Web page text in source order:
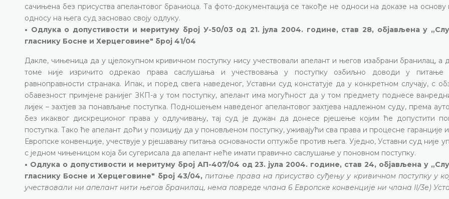
сачињена без присуства апелантовог браниоца. Та фото-документација се такође не односи на доказе на основу
односу на њега суд засновао своју одлуку.
• Одлука о допустивости и меритуму број У-50/03 од 21. јула 2004. године, став 28, објављена у
гласнику Босне и Херцеговине" број 41/04
Дакле, чињеница да у цјелокупном кривичном поступку нису учествовали апелант и његов изабрани бранилац, а
томе није изричито одрекао права саслушања и учествовања у поступку озбиљно доводи у питање
равноправности странака. Ипак, и поред свега наведеног, Уставни суд констатује да у конкретном случају, с
обавезност примјене ранијег ЗКП-а у том поступку, апелант има могућност да у том предмету поднесе
лијек – захтјев за понављање поступка. Подношењем наведеног апелантовог захтјева надлежном суду, према
без икаквог дискреционог права у одлучивању, тај суд је дужан да донесе рјешење којим ће допустити
поступка. Тако ће апелант доћи у позицију да у поновљеном поступку, уживајући сва права и процесне гаранције
Европске конвенције, учествује у рјешавању питања основаности оптужбе против њега. Уједно, Уставни суд није
с једном чињеницом која би сугерисала да апелант неће имати правично саслушање у поновном поступку.
• Одлука о допустивости и меритуму број АП-407/04 од 23. јула 2004. године, став 24, објављена у
гласнику Босне и Херцеговине" број 43/04, питање права на присуство суђењу у кривичном поступку у
учествовали ни апелант нити његов бранилац, нема повреде члана 6 Европске конвенције ни члана II/3е)